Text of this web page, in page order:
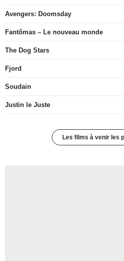
Avengers: Doomsday
Fantômas – Le nouveau monde
The Dog Stars
Fjord
Soudain
Justin le Juste
Les films à venir les